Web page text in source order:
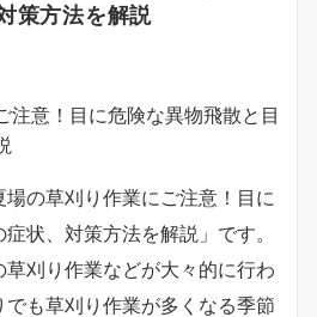
策方法を解説
の草刈り作業にご注意！目に
状、対策方法を解説」です。
刈り作業などが大々的に行わ
も草刈り作業が多くなる季節